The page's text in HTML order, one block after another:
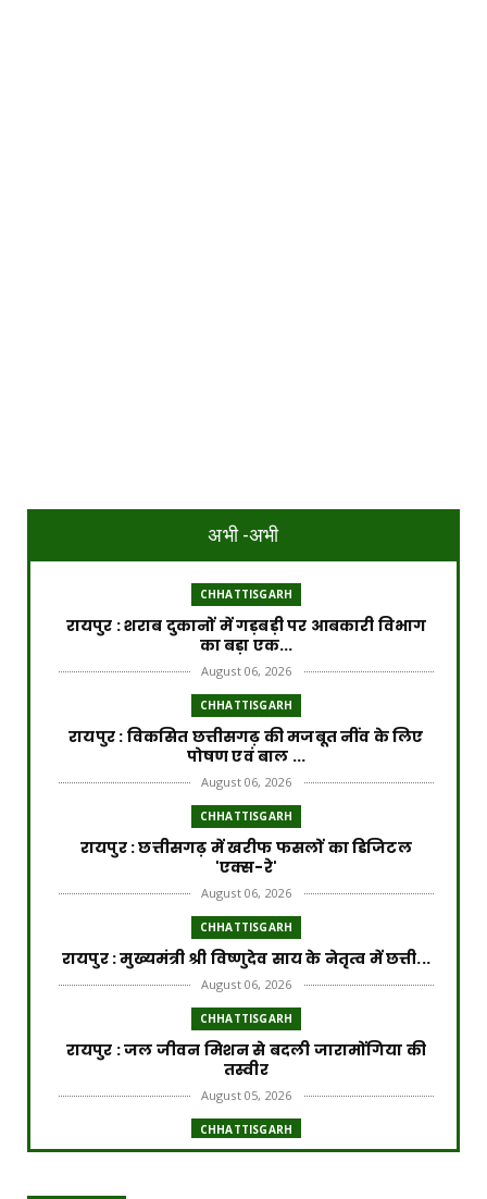
अभी -अभी
CHHATTISGARH
रायपुर : शराब दुकानों में गड़बड़ी पर आबकारी विभाग
का बड़ा एक...
August 06, 2026
CHHATTISGARH
रायपुर : विकसित छत्तीसगढ़ की मजबूत नींव के लिए
पोषण एवं बाल ...
August 06, 2026
CHHATTISGARH
​रायपुर : ​छत्तीसगढ़ में खरीफ फसलों का डिजिटल
'एक्स-रे'
August 06, 2026
CHHATTISGARH
रायपुर : मुख्यमंत्री श्री विष्णुदेव साय के नेतृत्व में छत्ती...
August 06, 2026
CHHATTISGARH
रायपुर : जल जीवन मिशन से बदली जारामोंगिया की
तस्वीर
August 05, 2026
CHHATTISGARH